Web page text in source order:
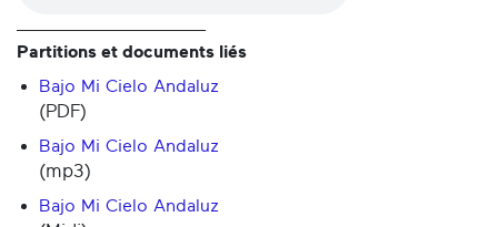
Partitions et documents liés
Bajo Mi Cielo Andaluz
(PDF)
Bajo Mi Cielo Andaluz
(mp3)
Bajo Mi Cielo Andaluz